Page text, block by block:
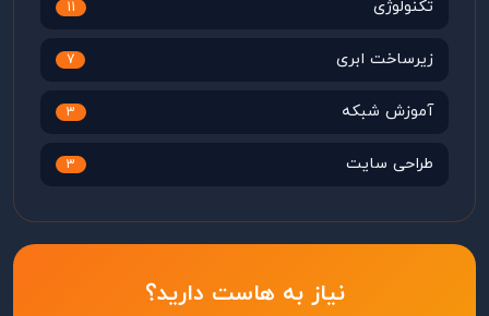
تکنولوژی 11
زیرساخت ابری 7
آموزش شبکه 3
طراحی سایت 3
نیاز به هاست دارید؟